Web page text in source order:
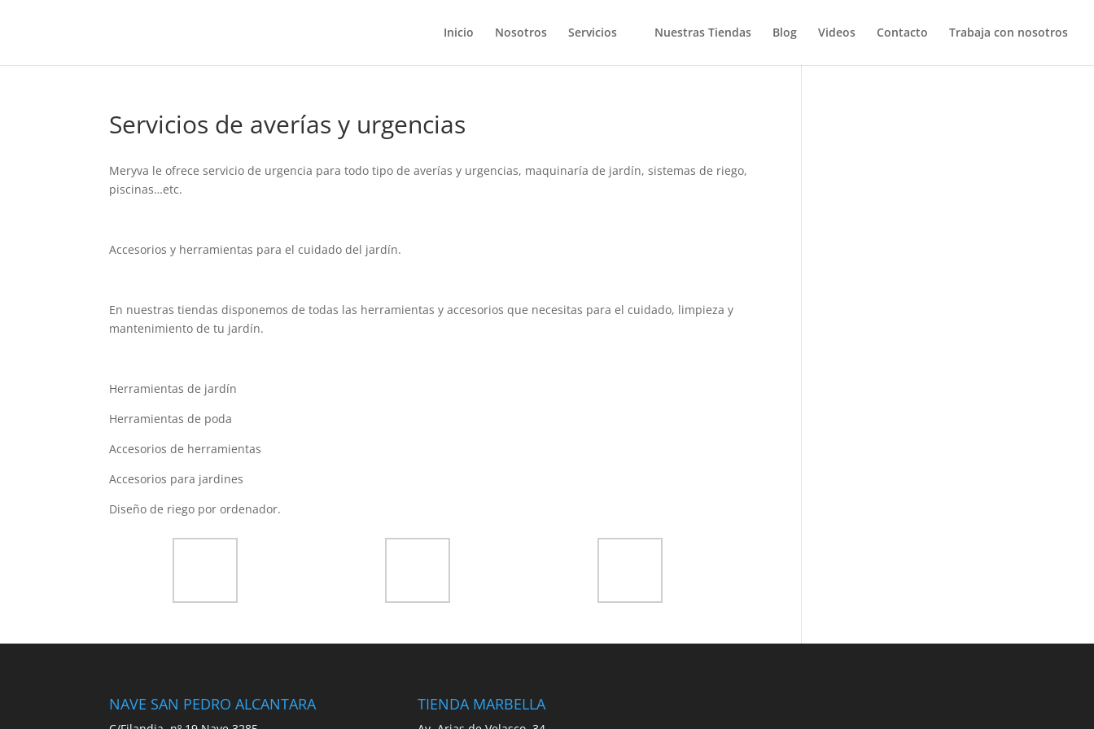
Inicio Nosotros Servicios Nuestras Tiendas Blog Videos Contacto Trabaja con nosotros
Servicios de averías y urgencias
Meryva le ofrece servicio de urgencia para todo tipo de averías y urgencias, maquinaría de jardín, sistemas de riego,
piscinas…etc.
Accesorios y herramientas para el cuidado del jardín.
En nuestras tiendas disponemos de todas las herramientas y accesorios que necesitas para el cuidado, limpieza y
mantenimiento de tu jardín.
Herramientas de jardín
Herramientas de poda
Accesorios de herramientas
Accesorios para jardines
Diseño de riego por ordenador.
NAVE SAN PEDRO ALCANTARA TIENDA MARBELLA